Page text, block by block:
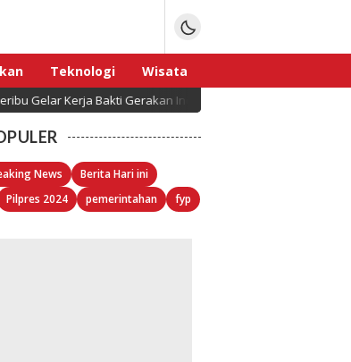
Teknologi
Wisata
Kerja Bakti Gerakan Indonesia ASRI Langit Biru
News
Berita Hari ini
Pilpres 2024 pemerintahan fyp